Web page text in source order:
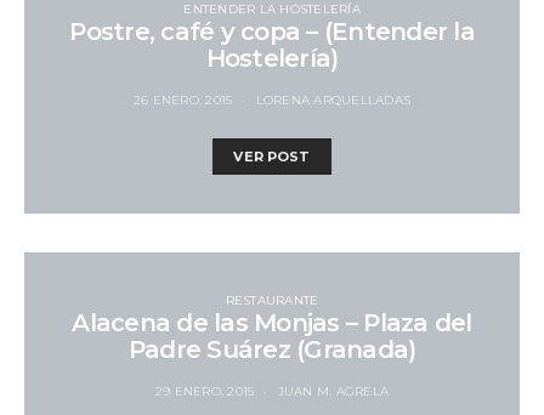
ENTENDER LA HOSTELERÍA
Postre, café y copa – (Entender la
Hostelería)
26 ENERO, 2015 LORENA ARQUELLADAS
VER POST
RESTAURANTE
Alacena de las Monjas – Plaza del
Padre Suárez (Granada)
29 ENERO, 2015 JUAN M. AGRELA